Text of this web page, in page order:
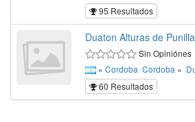
95 Resultados
Duaton Alturas de Punilla
Sin Opiniónes
» Cordoba Cordoba »
60 Resultados